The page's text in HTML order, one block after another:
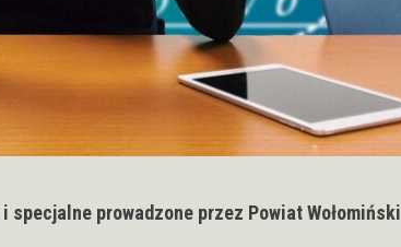
specjalne prowadzone przez Powiat Wołomiński